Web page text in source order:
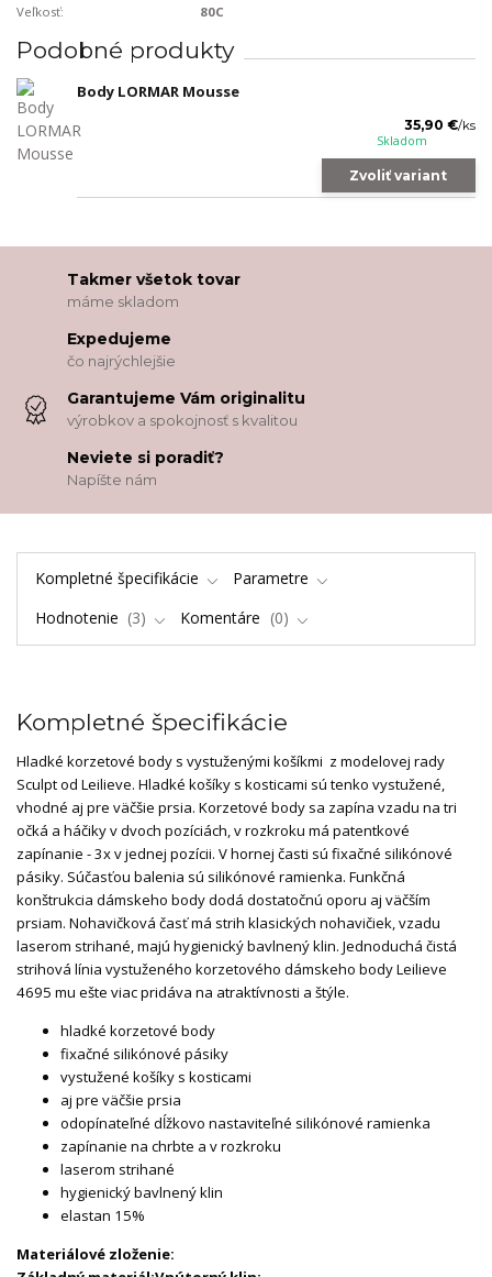
Veľkosť:
80C
Podobné produkty
Body LORMAR Mousse
35,90 €/ks
Skladom
Zvoliť variant
Takmer všetok tovar
máme skladom
Expedujeme
čo najrýchlejšie
Garantujeme Vám originalitu
výrobkov a spokojnosť s kvalitou
Neviete si poradiť?
Napíšte nám
Kompletné špecifikácie
Parametre
Hodnotenie
3 Komentáre 0
Kompletné špecifikácie
Hladké korzetové body s vystuženými košíkmi z modelovej rady
Sculpt od Leilieve. Hladké košíky s kosticami sú tenko vystužené,
vhodné aj pre väčšie prsia. Korzetové body sa zapína vzadu na tri
očká a háčiky v dvoch pozíciách, v rozkroku má patentkové
zapínanie - 3x v jednej pozícii. V hornej časti sú fixačné silikónové
pásiky. Súčasťou balenia sú silikónové ramienka. Funkčná
konštrukcia dámskeho body dodá dostatočnú oporu aj väčším
prsiam. Nohavičková časť má strih klasických nohavičiek, vzadu
laserom strihané, majú hygienický bavlnený klin. Jednoduchá čistá
strihová línia vystuženého korzetového dámskeho body Leilieve
4695 mu ešte viac pridáva na atraktívnosti a štýle.
hladké korzetové body
fixačné silikónové pásiky
vystužené košíky s kosticami
aj pre väčšie prsia
odopínateľné dĺžkovo nastaviteľné silikónové ramienka
zapínanie na chrbte a v rozkroku
laserom strihané
hygienický bavlnený klin
elastan 15%
Materiálové zloženie: